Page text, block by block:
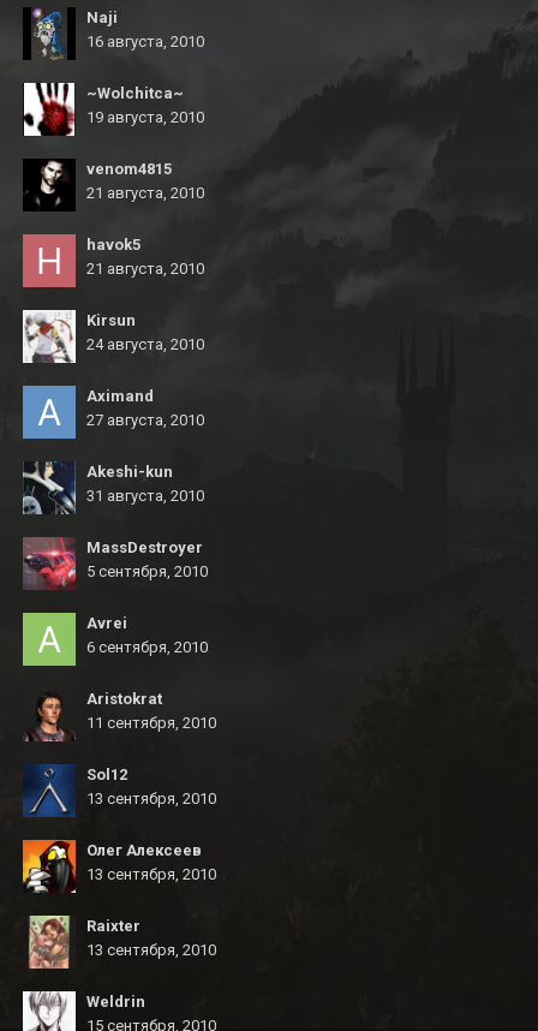
Naji
16 августа, 2010
~Wolchitca~
19 августа, 2010
venom4815
21 августа, 2010
havok5
21 августа, 2010
Kirsun
24 августа, 2010
Aximand
27 августа, 2010
Akeshi-kun
31 августа, 2010
MassDestroyer
5 сентября, 2010
Avrei
6 сентября, 2010
Aristokrat
11 сентября, 2010
Sol12
13 сентября, 2010
Олег Алексеев
13 сентября, 2010
Raixter
13 сентября, 2010
Weldrin
15 сентября, 2010